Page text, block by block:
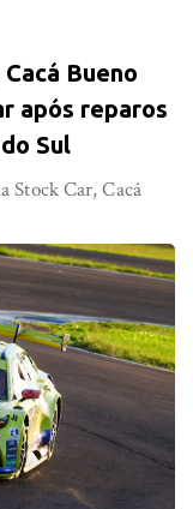
Bueno
após reparos
Sul
Stock Car, Cacá